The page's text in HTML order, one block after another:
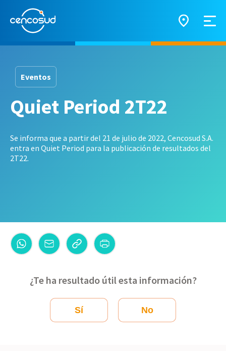
Eventos
Quiet Period 2T22
Se informa que a partir del 21 de julio de 2022, Cencosud S.A.
entra en Quiet Period para la publicación de resultados del
2T22.
¿Te ha resultado útil esta información?
Sí No